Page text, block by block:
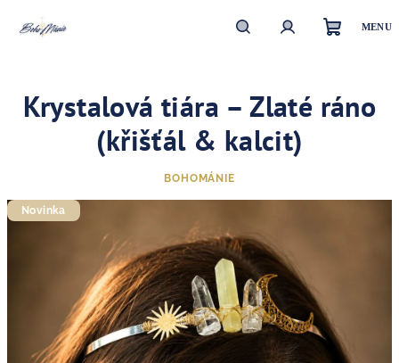
košík
Krystalová tiára – Zlaté ráno
(křišťál & kalcit)
BOHOMÁNIE
Novinka